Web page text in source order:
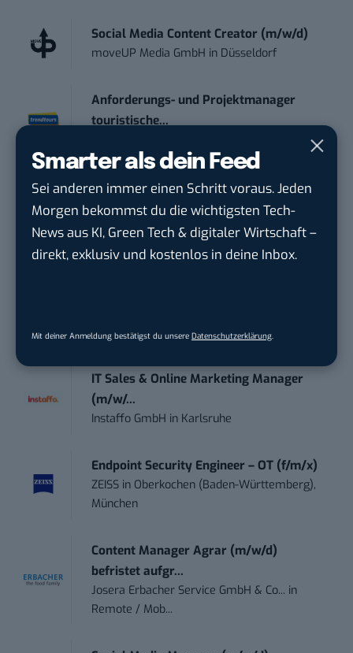
Smarter als dein Feed
Sei anderen immer einen Schritt voraus. Jeden
Morgen bekommst du die wichtigsten Tech-
News aus KI, Green Tech & digitaler Wirtschaft –
direkt, exklusiv und kostenlos in deine Inbox.
Mit deiner Anmeldung bestätigst du unsere Datenschutzerklärung.
Social Media Content Creator (m/w/d)
moveUP Media GmbH in Düsseldorf
Anforderungs- und Projektmanager
touristische...
Marketing Manager – Content
Marketing /...
Acura Fachklinik GmbHinAlbstadt
Ennepetal
IT Sales & Online Marketing Manager
(m/w/...
Instaffo GmbH in Karlsruhe
Endpoint Security Engineer – OT (f/m/x)
ZEISS in Oberkochen (Baden-Württemberg),
München
Content Manager Agrar (m/w/d)
befristet aufgr...
Josera Erbacher Service GmbH & Co... in
Remote / Mob...